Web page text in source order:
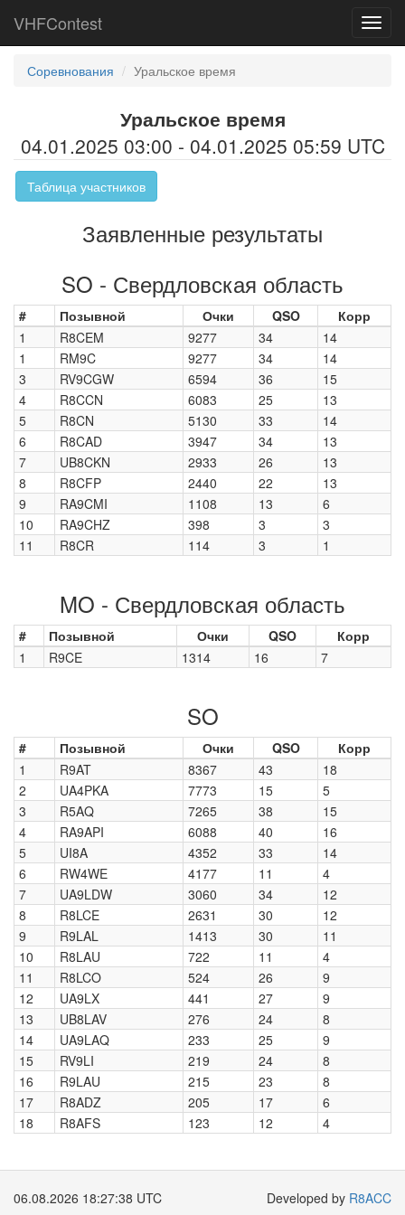
VHFContest
Соревнования Уральское время
Уральское время
04.01.2025 03:00 - 04.01.2025 05:59 UTC
Таблица участников
Заявленные результаты
SO - Свердловская область
# Позывной Очки QSO
Корр
1
R8CEM 9277 34
14
1
RM9C 9277 34
14
3
RV9CGW 6594 36
15
4
R8CCN 6083 25
13
5
R8CN 5130 33
14
6
R8CAD 3947 34
13
7
UB8CKN 2933 26
13
8
R8CFP 2440 22
13
9
RA9CMI 1108 13
6
10
RA9CHZ 398 3
3
11
R8CR 114 3 1
MO - Свердловская область
# Позывной Очки QSO
Корр
1
R9CE 1314 16 7
SO
# Позывной Очки QSO
Корр
1
R9AT 8367 43
18
2
UA4PKA 7773 15
5
3
R5AQ 7265 38
15
4
RA9API 6088 40
16
5
UI8A 4352 33
14
6
RW4WE 4177 11
4
7
UA9LDW 3060 34
12
8
R8LCE 2631 30
12
9
R9LAL 1413 30
11
10
R8LAU 722 11
4
11
R8LCO 524 26
9
12
UA9LX 441 27
9
13
UB8LAV 276 24
8
14
UA9LAQ 233 25
9
15
RV9LI 219 24
8
16
R9LAU 215 23
8
17
R8ADZ 205 17
6
18
R8AFS 123 12 4
06.08.2026 18:27:38 UTC Developed by R8ACC